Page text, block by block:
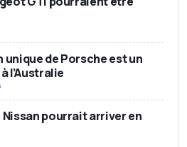
de Porsche est un
l’Australie
pourrait arriver en